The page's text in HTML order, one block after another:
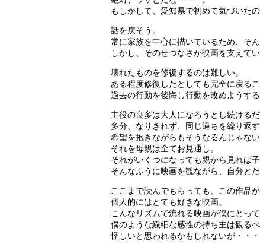
もしかして、愛知県で初めて気づいたの
話を戻そう。
常に家族を中心に描いているため、そ
しかし、そのせつなさが映画を支えて
壊れたものを修復するのは難しい。
ある程度修復したとしても完全に戻るこ
過去の行動を後悔し行動を改めようす
主役の良多は大人になろうとし続けるだ
多分、なりきれず、同じ過ちを繰り返す
希望を抱きながらもそうなるんじゃない
それを母親は全てお見通し。
それがいくつになっても親から見れば子
そんなふうに映画を観ながら、自分と
ここまで読んでもらっても、この作品
個人的にはとても好きな映画。
こんなリズムで流れる映画が僕にとって
僕のような繊細な感性の持ち主は観るべ
怪しいと思われるかもしれないが・・・